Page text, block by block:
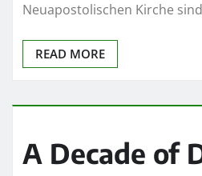
Neuapostolischen Kirche
READ MORE
A Decade of